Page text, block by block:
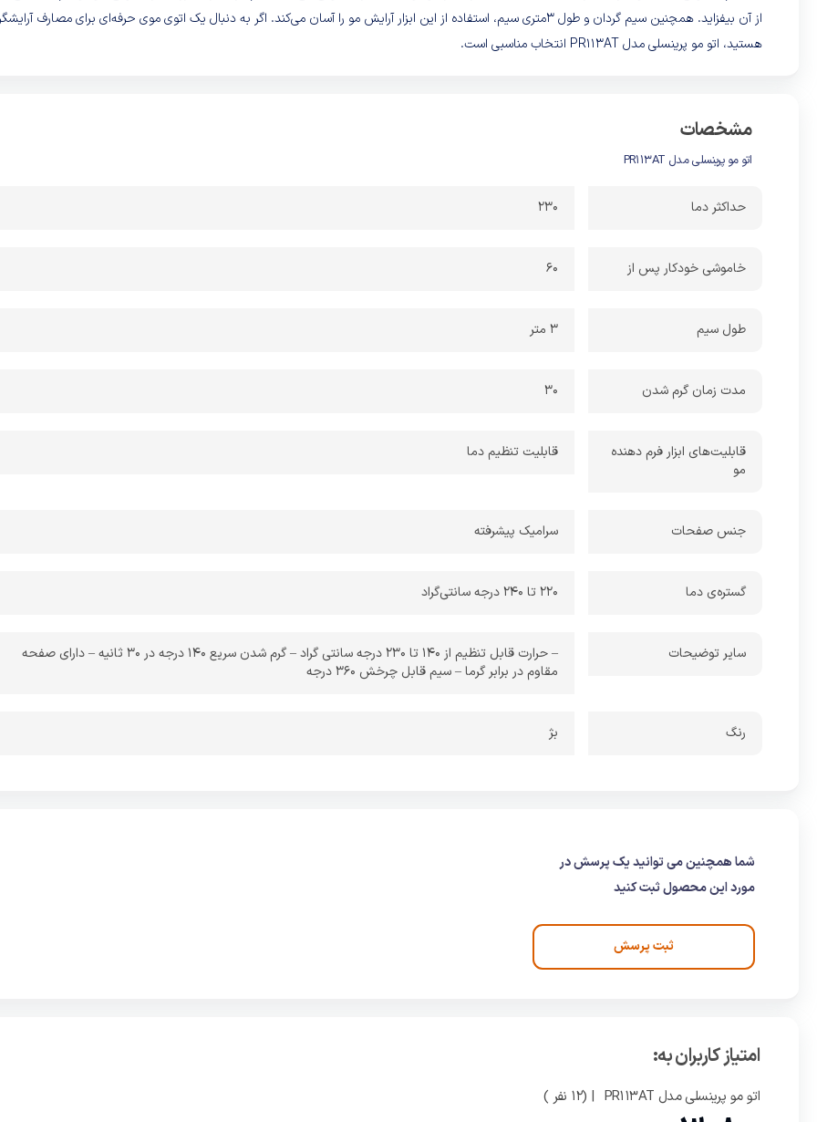
از آن بیفزاید. همچنین سیم گردان و طول 3متری سیم، استفاده از این ابزار آرایش مو را آسان می‌کند. اگر به دنبال یک اتوی موی حرفه‌ای برای مصارف
هستید، اتو مو پرینسلی مدل PR113AT انتخاب مناسبی است.
مشخصات
اتو مو پرینسلی مدل PR113AT
حداکثر دما 230
خاموشی خودکار پس از 60
طول سیم 3 متر
مدت زمان گرم شدن 30
قابلیت‌های ابزار فرم دهنده
مو
قابلیت تنظیم دما
جنس صفحات سرامیک پیشرفته
گستره‌ی دما 220 تا 240 درجه سانتی‌گراد
سایر توضیحات
– حرارت قابل تنظیم از 140 تا 230 درجه سانتی گراد – گرم شدن سریع 140 درجه در 30 ثانیه – دارای صفحه
مقاوم در برابر گرما – سیم قابل چرخش 360 درجه
رنگ بژ
شما همچنین می توانید یک پرسش در
مورد این محصول ثبت کنید
ثبت پرسش
امتیاز کاربران به:
اتو مو پرینسلی مدل PR113AT | (12 نفر )